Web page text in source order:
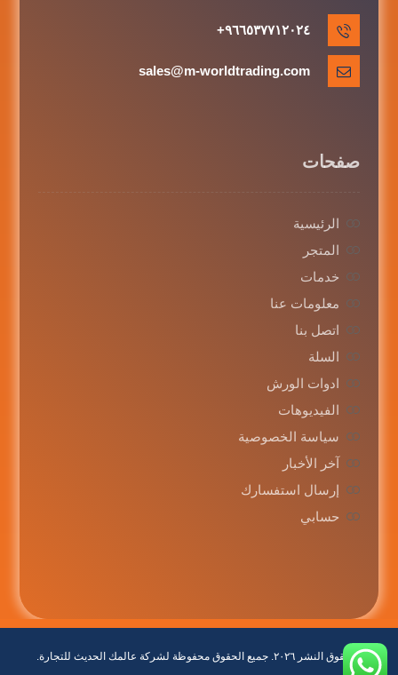
٩٦٦٥٣٧٧١٢٠٢٤+
sales@m-worldtrading.com
صفحات
الرئيسية
المتجر
خدمات
معلومات عنا
اتصل بنا
السلة
ادوات الورش
الفيديوهات
سياسة الخصوصية
آخر الأخبار
إرسال استفسارك
حسابي
© حقوق النشر ٢٠٢٦. جميع الحقوق محفوظة لشركة عالمك الحديث للتجارة.